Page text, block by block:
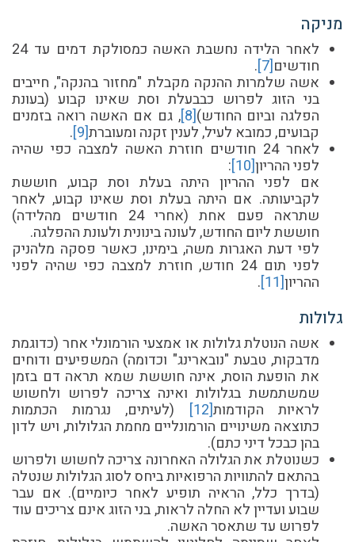
מניקה
לאחר הלידה נחשבת האשה כמסולקת דמים עד 24
חודשים[
7]
.
אשה שלמרות ההנקה מקבלת "מחזור בהנקה", חייבים
בני הזוג לפרוש כבבעלת וסת שאינו קבוע (בעונת
הפלגה וביום החודש)[
8
], גם אם האשה רואה בזמנים
קבועים, כמובא לעיל, לענין זקנה ומעוברת[9
]
.
לאחר 24 חודשים חוזרת האשה למצבה כפי שהיה
לפני ההריון[
10]
:
אם לפני ההריון היתה בעלת וסת קבוע, חוששת
לקביעותה. אם היתה בעלת וסת שאינו קבוע, לאחר
שתראה פעם אחת (אחרי 24 חודשים מהלידה)
חוששת ליום החודש, לעונה בינונית ולעונת ההפלגה.
לפי דעת האגרות משה, בימינו, כאשר פסקה מלהניק
לפני תום 24 חודש, חוזרת למצבה כפי שהיה לפני
ההריון[11]
.
גלולות
אשה הנוטלת גלולות או אמצעי הורמונלי אחר (כדוגמת
מדבקות, טבעת "נובארינג" וכדומה) המשפיעים ודוחים
את הופעת הוסת, אינה חוששת שמא תראה דם בזמן
שמשתמשת בגלולות ואינה צריכה לפרוש ולחשוש
לראיות הקודמות[
12] (לעיתים, נגרמות הכתמות
כתוצאה משינויים הורמונליים מחמת הגלולות, ויש לדון
בהן כבכל דיני כתם).
כשנוטלת את הגלולה האחרונה צריכה לחשוש ולפרוש
בהתאם להתוויות הרפואיות ביחס לסוג הגלולות שנטלה
(בדרך כלל, הראיה תופיע לאחר כיומיים). אם עבר
שבוע ועדיין לא החלה לראות, בני הזוג אינם צריכים עוד
לפרוש עד שתאסר האשה.